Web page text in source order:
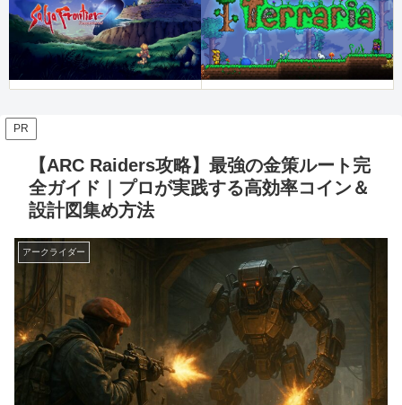
PR
【ARC Raiders攻略】最強の金策ルート完
全ガイド｜プロが実践する高効率コイン＆
設計図集め方法
アークライダー